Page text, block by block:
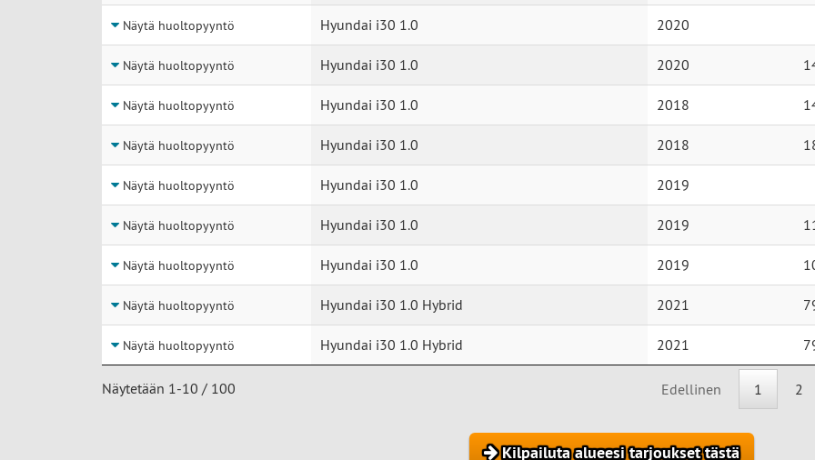
Näytä huoltopyyntö Hyundai i30 1.0 2020
Näytä huoltopyyntö Hyundai i30 1.0 2020
Näytä huoltopyyntö Hyundai i30 1.0 2018
Näytä huoltopyyntö Hyundai i30 1.0 2018
Näytä huoltopyyntö Hyundai i30 1.0 2019
Näytä huoltopyyntö Hyundai i30 1.0 2019
Näytä huoltopyyntö Hyundai i30 1.0 2019
Näytä huoltopyyntö Hyundai i30 1.0 Hybrid 2021
Näytä huoltopyyntö Hyundai i30 1.0 Hybrid 2021
Näytetään 1-10 / 100 Edellinen 1 2
Kilpailuta alueesi tarjoukset tästä